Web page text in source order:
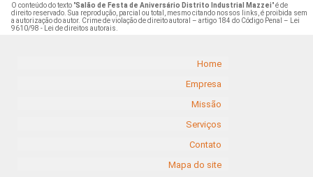
O conteúdo do texto "Salão de Festa de Aniversário Distrito Industrial Mazzei" é de
direito reservado. Sua reprodução, parcial ou total, mesmo citando nossos links, é proibida sem
a autorização do autor. Crime de violação de direito autoral – artigo 184 do Código Penal –
Lei
9610/98 - Lei de direitos autorais
Home
Empresa
Missão
Serviços
Contato
Mapa do site